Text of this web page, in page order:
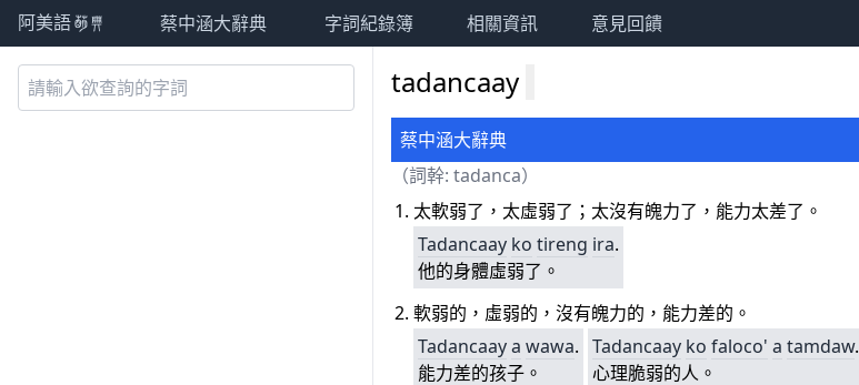
阿美語萌典 蔡中涵大辭典 字詞紀錄簿 相關資訊 意見回饋
tadancaay
蔡中涵大辭典
（詞幹: tadanca）
太軟弱了，太虛弱了；太沒有魄力了，能力太差了。
Tadancaay ko tireng ira.
他的身體虛弱了。
軟弱的，虛弱的，沒有魄力的，能力差的。
Tadancaaya wawa.
能力差的孩子。
Tadancaay ko faloco' a tamdaw.
心理脆弱的人。